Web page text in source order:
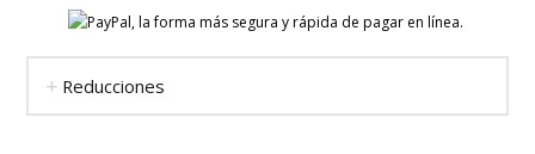
Reducciones